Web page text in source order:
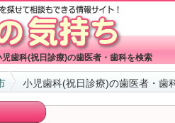
歯科(祝日診療)の歯医者・歯科を検索
小児歯科(祝日診療)の歯医者・歯